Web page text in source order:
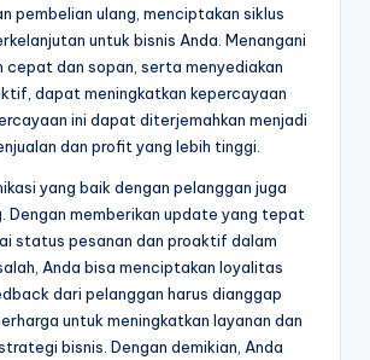
pembelian ulang, menciptakan siklus
untuk bisnis Anda. Menangani
cepat dan sopan, serta menyediakan
dapat meningkatkan kepercayaan
ini dapat diterjemahkan menjadi
dan profit yang lebih tinggi.
yang baik dengan pelanggan juga
Dengan memberikan update yang tepat
status pesanan dan proaktif dalam
Anda bisa menciptakan loyalitas
dari pelanggan harus dianggap
untuk meningkatkan layanan dan
bisnis. Dengan demikian, Anda